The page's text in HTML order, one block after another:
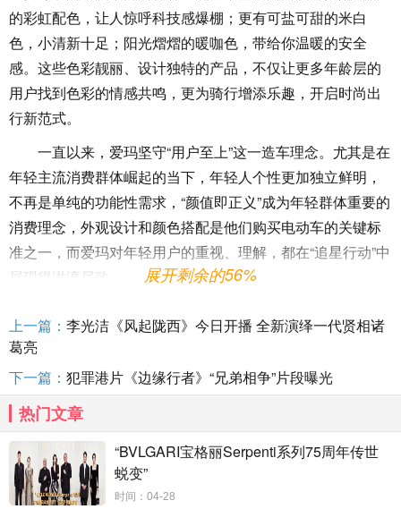
的彩虹配色，让人惊呼科技感爆棚；更有可盐可甜的米白
色，小清新十足；阳光熠熠的暖咖色，带给你温暖的安全
感。这些色彩靓丽、设计独特的产品，不仅让更多年龄层的
用户找到色彩的情感共鸣，更为骑行增添乐趣，开启时尚出
行新范式。
一直以来，爱玛坚守“用户至上”这一造车理念。尤其是在
年轻主流消费群体崛起的当下，年轻人个性更加独立鲜明，
不再是单纯的功能性需求，“颜值即正义”成为年轻群体重要的
消费理念，外观设计和颜色搭配是他们购买电动车的关键标
准之一，而爱玛对年轻用户的重视、理解，都在“追星行动”中
展现得淋漓尽致。
马小艺、马尚尚四大全新IP形象，更加生动地传达爱玛时
尚、亲和力、追求自由和品位、爱与正能量，这也促使爱
玛“追星行动”赢得大量关注。此次“2022追星计划”，将摩登复
古风融入产品，带来更丰富的色彩，为不同用户人群带来精
致优雅感、元气青春范、高级实用感的出行体验，从而丰富
产品系列维度，打破单一感，通过不同颜色、纹理、材质碰
展开剩余的56%
上一篇： 李光洁《风起陇西》今日开播 全新演绎一代贤相诸
葛亮
下一篇： 犯罪港片《边缘行者》“兄弟相争”片段曝光
热门文章
“BVLGARI宝格丽Serpenti系列75周年传世
蜕变”
时间：04-28